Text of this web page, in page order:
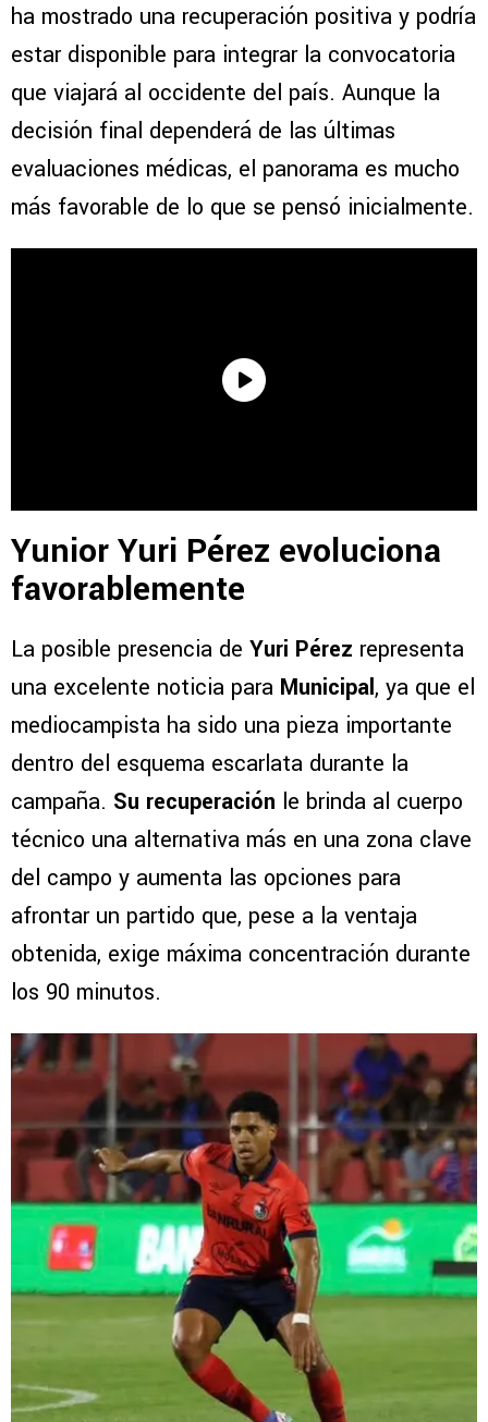
ha mostrado una recuperación positiva y podría
estar disponible para integrar la convocatoria
que viajará al occidente del país. Aunque la
decisión final dependerá de las últimas
evaluaciones médicas, el panorama es mucho
más favorable de lo que se pensó inicialmente.
Yunior Yuri Pérez evoluciona
favorablemente
La posible presencia de Yuri Pérez representa
una excelente noticia para Municipal, ya que el
mediocampista ha sido una pieza importante
dentro del esquema escarlata durante la
campaña. Su recuperación le brinda al cuerpo
técnico una alternativa más en una zona clave
del campo y aumenta las opciones para
afrontar un partido que, pese a la ventaja
obtenida, exige máxima concentración durante
los 90 minutos.